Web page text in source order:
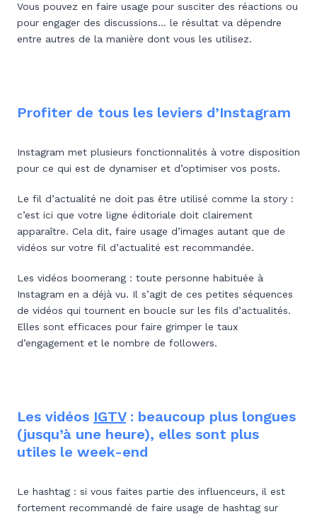
Vous pouvez en faire usage pour susciter des réactions ou
pour engager des discussions… le résultat va dépendre
entre autres de la manière dont vous les utilisez.
Profiter de tous les leviers d’Instagram
Instagram met plusieurs fonctionnalités à votre disposition
pour ce qui est de dynamiser et d’optimiser vos posts.
Le fil d’actualité ne doit pas être utilisé comme la story :
c’est ici que votre ligne éditoriale doit clairement
apparaître. Cela dit, faire usage d’images autant que de
vidéos sur votre fil d’actualité est recommandée.
Les vidéos boomerang : toute personne habituée à
Instagram en a déjà vu. Il s’agit de ces petites séquences
de vidéos qui tournent en boucle sur les fils d’actualités.
Elles sont efficaces pour faire grimper le taux
d’engagement et le nombre de followers.
Les vidéos IGTV: beaucoup plus longues
(jusqu’à une heure), elles sont plus
utiles le week-end
Le hashtag : si vous faites partie des influenceurs, il est
fortement recommandé de faire usage de hashtag sur